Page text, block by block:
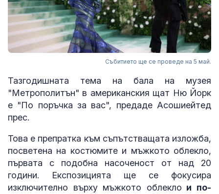
Събитието ще се проведе на 5 май.
Тазгодишната тема на бала на музея
"Метрополитън" в американския щат Ню Йорк
е "По поръчка за вас", предаде Асошиейтед
прес.
Това е препратка към съпътстващата изложба,
посветена на костюмите и мъжкото облекло,
първата с подобна насоченост от над 20
години. Експозицията ще се фокусира
изключително върху мъжкото облекло и по-